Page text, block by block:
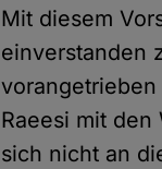
Mit diesem
einverstanden
Raeesi mit
sich nicht an